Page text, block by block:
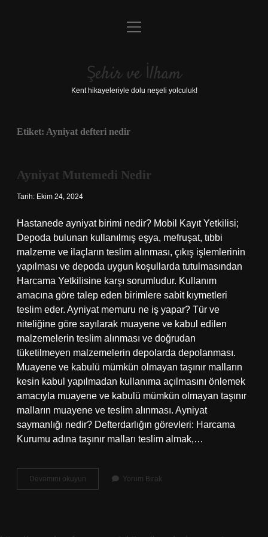
Anasayfa
Yasal Uyarı
menüyü
Şehir ve İlham
Kent hikayeleriyle dolu neşeli yolculuk!
Etiket: Ayniyat defteri nedir
Ayniyat Mutemedi Nedir
Tarih: Ekim 24, 2024
Hastanede ayniyat birimi nedir? Mobil Kayıt Yetkilisi;
Depoda bulunan kullanılmış eşya, mefruşat, tıbbi
malzeme ve ilaçların teslim alınması, çıkış işlemlerinin
yapılması ve depoda uygun koşullarda tutulmasından
Harcama Yetkilisine karşı sorumludur. Kullanım
amacına göre talep eden birimlere sabit kıymetleri
teslim eder. Ayniyat memuru ne iş yapar? Tür ve
niteliğine göre sayılarak muayene ve kabul edilen
malzemelerin teslim alınması ve doğrudan
tüketilmeyen malzemelerin depolarda depolanması.
Muayene ve kabulü mümkün olmayan taşınır malların
kesin kabul yapılmadan kullanıma açılmasını önlemek
amacıyla muayene ve kabulü mümkün olmayan taşınır
malların muayene ve teslim alınması. Ayniyat
saymanlığı nedir? Defterdarlığın görevleri: Harcama
Kurumu adına taşınır malları teslim almak,…
Devamını okuyun
Mutemedi
Yorum Bırak